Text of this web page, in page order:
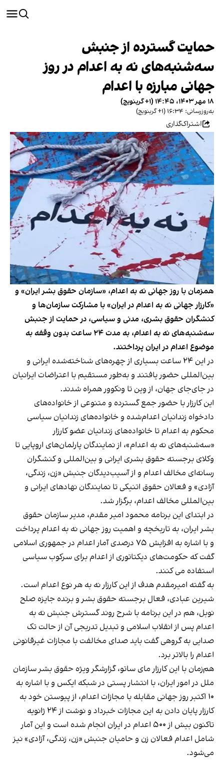
حمایت گسترده از جنبش
سه‌شنبه‌های نه به اعدام در روز
جهانی مبارزه با اعدام
۱۸ مهر ۱۴۰۳، ۱۴:۴۵ (‎+۱ گرینویچ)
به‌روزرسانی: ۱۶:۳۴ (‎+۱ گرینویچ)
اشتراک‌گذاری
همزمان با روز جهانی نه ‌به اعدام، «سازمان حقوق بشر ایران» و
«کارزار جهانی نه به اعدام در ایران» با مشارکت سازمان‌ها و
کنشگران حقوق بشری، مدنی و سیاسی، در حمایت از جنبش
سه‌شنبه‌های نه به اعدام، به مدت ۲۴ ساعت بدون وقفه به
موضوع اعدام در ایران پرداختند.
در این ۲۴ ساعت بسیاری از چهره‌های شناخته‌شده ایرانی و
بین‌المللی حضور یافتند و به‌طور مستقیم با اعتراضات ایرانیان
در جای‌جای جهان، از وین تا ونکوور همراه شدند.
این کارزار با حضور جمع گسترد‌ه‌ و متنوعی از خانواده‌های
دادخواه زندانیان اعدام‌شده و خانواده‌های زندانیان سیاسی
محکوم به اعدام تا خانواده‌های زندانیان عضو کارزار
«سه‌شنبه‌های نه به اعدام»، از نمایندگان پارلمان‌های اروپایی تا
وکلای برجسته حقوق بشری ایرانی و بین‌المللی و کنشگران
رسانه‌ای مخالف اعدام و از آسیب‌دیدگان جنبش «زن، زندگی،
آزادی» و فعالان حقوق اتنیکی تا نمایندگان نهادهای ایرانی و
بین‌المللی مخالف اعدام، برگزار شد.
در ابتدای این برنامه محمود امیر مقدم، مدیر سازمان حقوق
بشر ایران، به تاریخچه و اهمیت روز جهانی نه به اعدام پرداخت
و با اشاره به افزایش ۷۵ درصدی آمار اعدام در جمهوری اسلامی
گفت که حکومت‌های دیکتاتوری از اعدام برای سرکوب سیاسی
استفاده می کنند.
به گفته امیرمقدم هدف از این کارزار نه به هر نوع اعدام است.
شیرین عبادی، فعال برجسته حقوق بشر و برنده جایزه صلح
نوبل، هم در این برنامه با شرح روند گسترش جنبش نه به
اعدام پس از انقلاب اسلامی و تبدیل تدریجی آن از حالت تک
صدایی به گروهی گفت باید صدای مخالفت با مجازات غیرقانونی
اعدام را بالاتر برد.
هم‌زمان با این کارزار مای ساتو، گزارشگر ویژه حقوق بشر سازمان
ملل در امور ایران، با انتشار پستی در شبکه ایکس و با اشاره به
۱۰ اکتبر روز جهانی مقابله با مجازات اعدام، از پیوستن خود به
کارزار پایان دادن به این مجازات خبرداد و نوشت از ۲۴ ژانویه
تاکنون بیش از ۵۰۰ اعدام در ایران انجام شده است و این آمار
شامل اعدام فعالان زن و حامیان جنبش «زن، زندگی، آزادی» نیز
می‌شود.